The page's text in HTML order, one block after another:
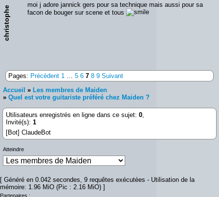
christophe
moi j adore jannick gers pour sa technique mais aussi pour sa
facon de bouger sur scene et tous
Pages: Précédent 1 … 5 6 7 8 9 Suivant
Accueil » Les membres de Maiden
» Quel est votre guitariste préféré chez Maiden ?
Utilisateurs enregistrés en ligne dans ce sujet: 0,
Invité(s): 1
[Bot] ClaudeBot
Atteindre
[ Généré en 0.042 secondes, 9 requêtes exécutées - Utilisation de la
mémoire: 1.96 MiO (Pic : 2.16 MiO) ]
Partenaires :